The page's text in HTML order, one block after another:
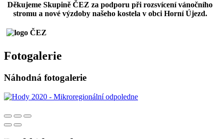
Děkujeme Skupině ČEZ za podporu při rozsvícení vánočního
stromu a nové výzdoby našeho kostela v obci Horní Újezd.
Fotogalerie
Náhodná fotogalerie